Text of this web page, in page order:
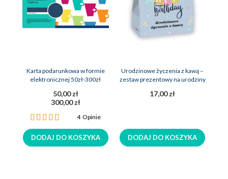
Karta podarunkowa w formie
elektronicznej 50zł-300zł
50,00 zł
300,00 zł
Ocena:
4Opinie
DODAJ DO KOSZYKA
Urodzinowe życzenia z kawą –
zestaw prezentowy na urodziny
17,00 zł
DODAJ DO KOSZYKA